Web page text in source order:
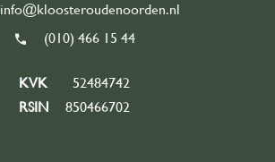
info@kloosteroudenoorden.nl
(010) 466 15 44
KVK
52484742
RSIN
850466702